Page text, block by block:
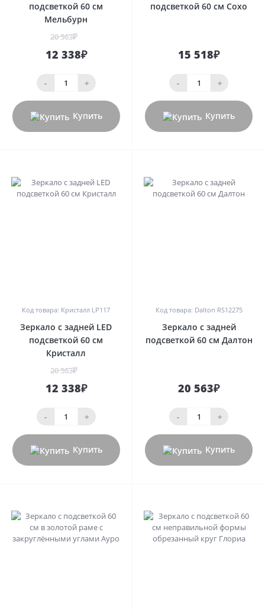
подсветкой 60 см
Мельбурн
20 563₽
12 338₽
- +
Купить
подсветкой 60 см Сохо
15 518₽
- +
Купить
Код товара: Кристалл LP117
Зеркало с задней LED
подсветкой 60 см
Кристалл
20 563₽
12 338₽
- +
Купить
Код товара: Dalton RS12275
Зеркало с задней
подсветкой 60 см Далтон
20 563₽
- +
Купить